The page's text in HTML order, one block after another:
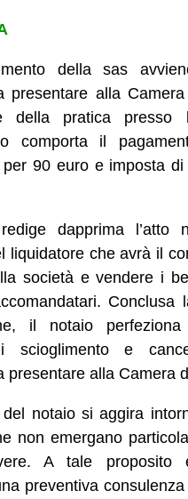
della sas
presentare alla
della pratica
comporta il
per 90 euro e imposta
dapprima l’atto
liquidatore che avrà il
società e vendere i
Conclusa
il notaio
scioglimento e
presentare alla Camera
del notaio si aggira
non emergano
A tale proposito
preventiva